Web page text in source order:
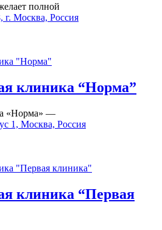
полной
г. Москва, Россия
клиника “Норма”
«Норма» —
1, Москва, Россия
клиника “Первая